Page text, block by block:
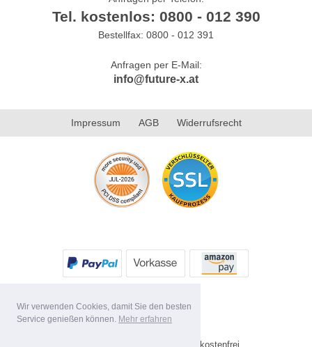
Wir verwenden Cookies, damit Sie den besten
Service genießen können. Mehr erfahren
Tel. kostenlos: 0800 - 012 390
Bestellfax: 0800 - 012 391
Anfragen per E-Mail:
info@future-x.at
Impressum AGB Widerrufsrecht
Alle Preise inkl. MwSt. Versandkostenfrei